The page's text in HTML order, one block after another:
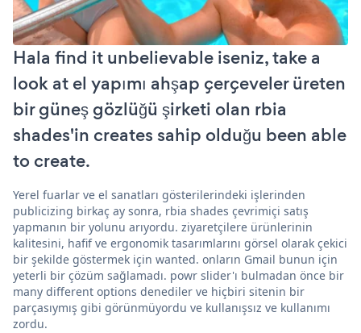
Hala find it unbelievable iseniz, take a
look at el yapımı ahşap çerçeveler üreten
bir güneş gözlüğü şirketi olan rbia
shades'in creates sahip olduğu been able
to create.
Yerel fuarlar ve el sanatları gösterilerindeki işlerinden
publicizing birkaç ay sonra, rbia shades çevrimiçi satış
yapmanın bir yolunu arıyordu. ziyaretçilere ürünlerinin
kalitesini, hafif ve ergonomik tasarımlarını görsel olarak çekici
bir şekilde göstermek için wanted. onların Gmail bunun için
yeterli bir çözüm sağlamadı. powr slider'ı bulmadan önce bir
many different options denediler ve hiçbiri sitenin bir
parçasıymış gibi görünmüyordu ve kullanışsız ve kullanımı
zordu.